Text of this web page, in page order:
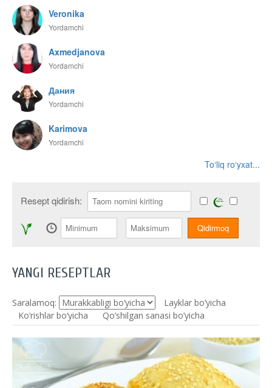
Veronika
Yordamchi
Axmedjanova
Yordamchi
Дания
Yordamchi
Karimova
Yordamchi
To‘liq ro‘yxat...
Resept qidirish:
YANGI RESEPTLAR
Saralamoq:
Layklar bo’yicha
Ko‘rishlar bo‘yicha
Qo’shilgan sanasi bo’yicha